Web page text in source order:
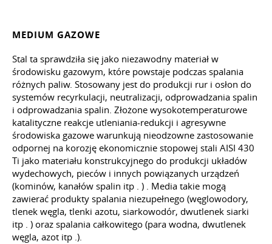
MEDIUM GAZOWE
Stal ta sprawdziła się jako niezawodny materiał w
środowisku gazowym, które powstaje podczas spalania
różnych paliw. Stosowany jest do produkcji rur i osłon do
systemów recyrkulacji, neutralizacji, odprowadzania spalin
i odprowadzania spalin. Złożone wysokotemperaturowe
katalityczne reakcje utleniania-redukcji i agresywne
środowiska gazowe warunkują nieodzowne zastosowanie
odpornej na korozję ekonomicznie stopowej stali AISI 430
Ti jako materiału konstrukcyjnego do produkcji układów
wydechowych, pieców i innych powiązanych urządzeń
(kominów, kanałów spalin itp . ) . Media takie mogą
zawierać produkty spalania niezupełnego (węglowodory,
tlenek węgla, tlenki azotu, siarkowodór, dwutlenek siarki
itp . ) oraz spalania całkowitego (para wodna, dwutlenek
węgla, azot itp .).